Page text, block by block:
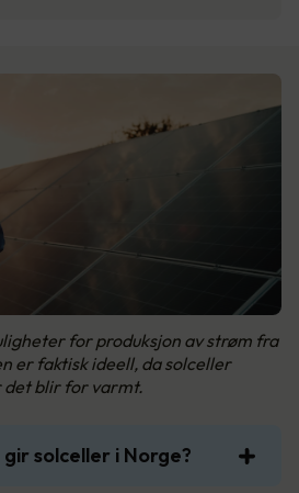
for produksjon av strøm fra
er faktisk ideell, da solceller
det blir for varmt.
solceller i Norge?